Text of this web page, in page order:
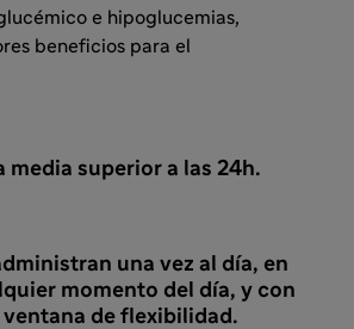
e hipoglucemias,
beneficios para el
media superior a las 24h.
una vez al día, en
momento del día, y con
ventana de flexibilidad.